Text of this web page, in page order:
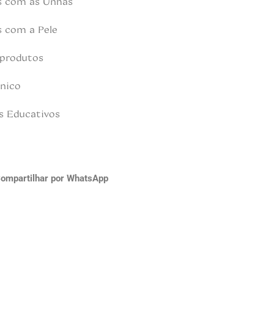
com a Pele
Educativos
por WhatsApp